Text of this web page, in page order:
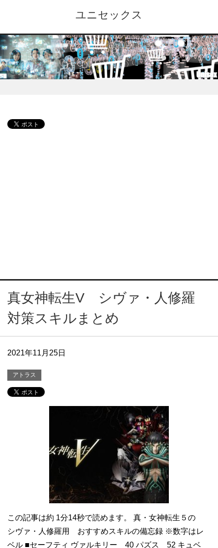
ユニセックス
真女神転生V シヴァ・人修羅
対策スキルまとめ
2021年11月25日
アトラス
この記事は約 1分14秒で読めます。 真・女神転生５の
シヴァ・人修羅用 おすすめスキルの備忘録 ※数字はレ
ベル ■セーフティ ヴァルキリー 40 パズス 52 キュベ